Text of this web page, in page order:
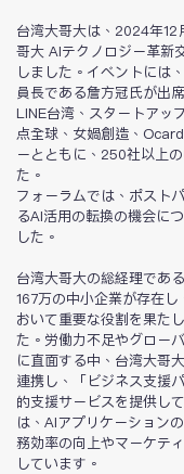
台湾大哥大は、2024年
哥大 AIテクノロジー革新
しました。イベントには
員長である詹方冠氏が出
LINE台湾、スタートアッ
点全球、女媧創造、
ーとともに、250社以上
た。
フォーラムでは、ポスト
るAI活用の転換の機会に
した。
台湾大哥大の総経理であ
167万の中小企業が存在
おいて重要な役割を果た
た。労働力不足やグロー
に直面する中、台湾大哥
連携し、「ビジネス支援
的支援サービスを提供し
は、AIアプリケーション
務効率の向上やマーケテ
しています。